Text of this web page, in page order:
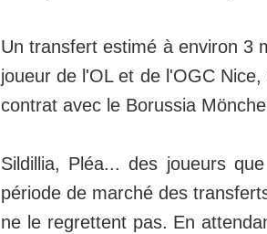
Un transfert estimé à environ 3
joueur de l'OL et de l'OGC
contrat avec le Borussia
Sildillia, Pléa... des joueurs
période de marché des
ne le regrettent pas. En